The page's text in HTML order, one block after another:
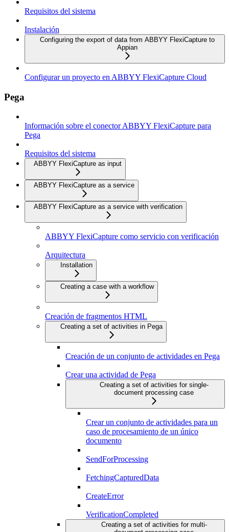
Requisitos del sistema
Instalación
Configuring the export of data from ABBYY FlexiCapture to
Appian
Configurar un proyecto en ABBYY FlexiCapture Cloud
Pega
Información sobre el conector ABBYY FlexiCapture para
Pega
Requisitos del sistema
ABBYY FlexiCapture as input
ABBYY FlexiCapture as a service
ABBYY FlexiCapture as a service with verification
ABBYY FlexiCapture como servicio con verificación
Arquitectura
Installation
Creating a case with a workflow
Creación de fragmentos HTML
Creating a set of activities in Pega
Creación de un conjunto de actividades en Pega
Crear una actividad de Pega
Creating a set of activities for single-
document processing case
Crear un conjunto de actividades para un
caso de procesamiento de un único
documento
SendForProcessing
FetchingCapturedData
CreateError
VerificationCompleted
Creating a set of activities for multi-